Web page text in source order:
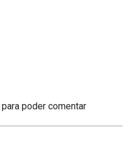
para poder comentar